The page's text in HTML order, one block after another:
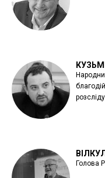
Голова